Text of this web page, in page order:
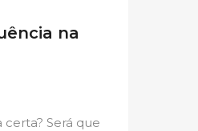
na
Será que